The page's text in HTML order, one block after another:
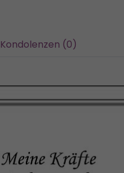
Kondolenzen (0)